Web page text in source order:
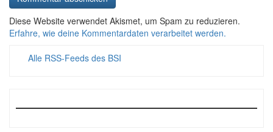
Diese Website verwendet Akismet, um Spam zu reduzieren.
Erfahre, wie deine Kommentardaten verarbeitet werden.
Alle RSS-Feeds des BSI